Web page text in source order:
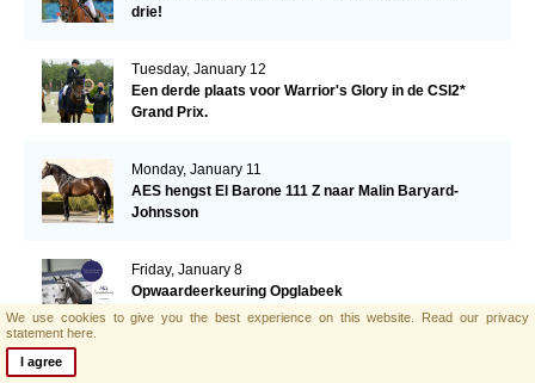
drie!
Tuesday, January 12
Een derde plaats voor Warrior's Glory in de CSI2*
Grand Prix.
Monday, January 11
AES hengst El Barone 111 Z naar Malin Baryard-
Johnsson
Friday, January 8
Opwaardeerkeuring Opglabeek
We use cookies to give you the best experience on this website. Read our privacy
statement here.
I agree